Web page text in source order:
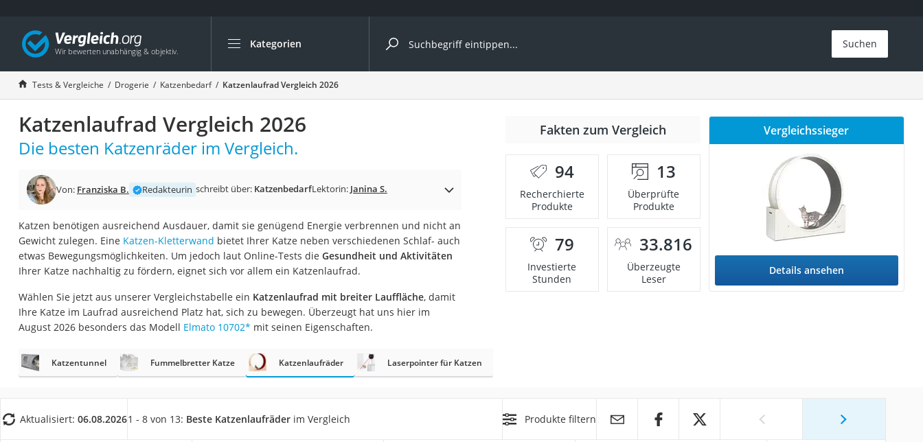
Kategorien
Die beliebtesten Vergleiche nach Kategorie
Drogerie
Inhalator
Haarschneider
Rollator
Braun Rasierer
Katzenklappe (Chip)
Masturbator
Massagepistole
Epilierer
Reisehaartrockner
Eiweißpulver
Katzenklappe
leichter Haartrockner
Suchen
Tests & Vergleiche Drogerie Katzenbedarf Katzenlaufrad Vergleich 2026
Katzenlaufrad Vergleich 2026
Die besten Katzenräder im Vergleich.
Von: Franziska B. Redakteurin schreibt über: KatzenbedarfLektorin: Janina S.
Katzen benötigen ausreichend Ausdauer, damit sie genügend Energie verbrennen und nicht an
Gewicht zulegen. Eine Katzen-Kletterwand bietet Ihrer Katze neben verschiedenen Schlaf- auch
etwas Bewegungsmöglichkeiten. Um jedoch laut Online-Tests die Gesundheit und Aktivitäten
Ihrer Katze nachhaltig zu fördern, eignet sich vor allem ein Katzenlaufrad.
Wählen Sie jetzt aus unserer Vergleichstabelle ein Katzenlaufrad mit breiter Lauffläche, damit
Ihre Katze im Laufrad ausreichend Platz hat, sich zu bewegen. Überzeugt hat uns hier im
August 2026 besonders das Modell Elmato 10702* mit seinen Eigenschaften.
Fakten zum Vergleich
94
Recherchierte
Produkte
13
Überprüfte
Produkte
79
Investierte
Stunden
33.816
Überzeugte
Leser
Vergleichssieger
Details ansehen
Katzentunnel Fummelbretter Katze Katzenlaufräder Laserpointer für Katzen
Aktualisiert: 06.08.20261 - 8 von 13: Beste Katzenlaufräder im Vergleich Produkte filtern